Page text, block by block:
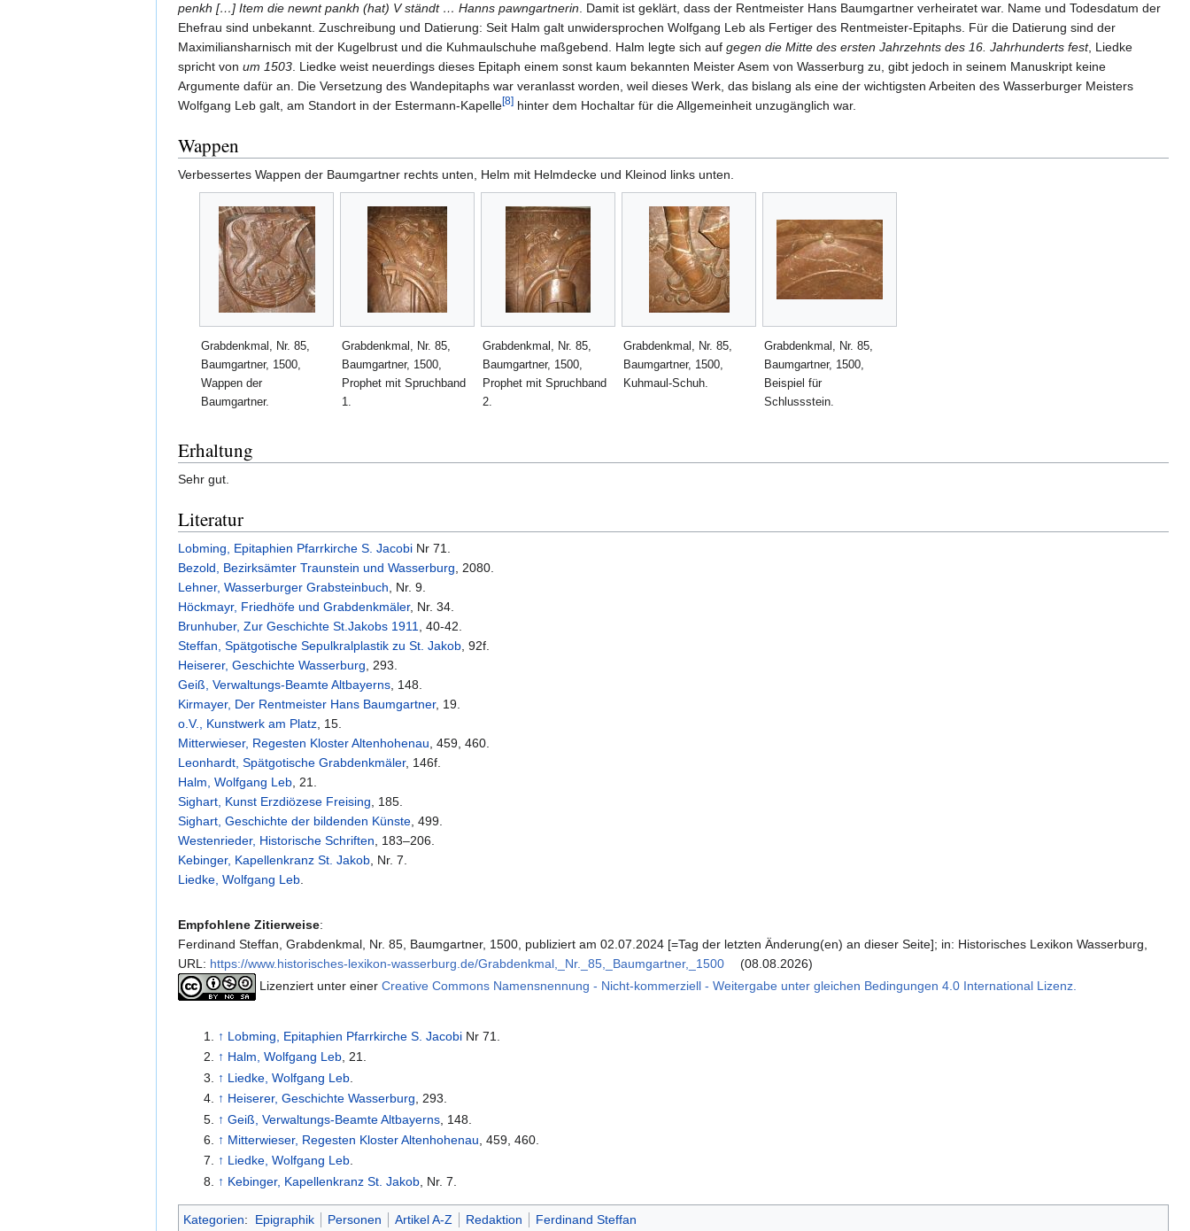
penkh […] Item die newnt pankh (hat) V ständt … Hanns pawngartnerin. Damit ist geklärt, dass der Rentmeister Hans Baumgartner verheiratet war. Name und Todesdatum der
Ehefrau sind unbekannt. Zuschreibung und Datierung: Seit Halm galt unwidersprochen Wolfgang Leb als Fertiger des Rentmeister-Epitaphs. Für die Datierung sind der
Maximiliansharnisch mit der Kugelbrust und die Kuhmaulschuhe maßgebend. Halm legte sich auf gegen die Mitte des ersten Jahrzehnts des 16. Jahrhunderts fest, Liedke
spricht von um 1503. Liedke weist neuerdings dieses Epitaph einem sonst kaum bekannten Meister Asem von Wasserburg zu, gibt jedoch in seinem Manuskript keine
Argumente dafür an. Die Versetzung des Wandepitaphs war veranlasst worden, weil dieses Werk, das bislang als eine der wichtigsten Arbeiten des Wasserburger Meisters
Wolfgang Leb galt, am Standort in der Estermann-Kapelle[8] hinter dem Hochaltar für die Allgemeinheit unzugänglich war.
Wappen
Verbessertes Wappen der Baumgartner rechts unten, Helm mit Helmdecke und Kleinod links unten.
Grabdenkmal, Nr. 85,
Baumgartner, 1500,
Wappen der
Baumgartner.
Grabdenkmal, Nr. 85,
Baumgartner, 1500,
Prophet mit Spruchband
1.
Grabdenkmal, Nr. 85,
Baumgartner, 1500,
Prophet mit Spruchband
2.
Grabdenkmal, Nr. 85,
Baumgartner, 1500,
Kuhmaul-Schuh.
Grabdenkmal, Nr. 85,
Baumgartner, 1500,
Beispiel für
Schlussstein.
Erhaltung
Sehr gut.
Literatur
Lobming, Epitaphien Pfarrkirche S. Jacobi Nr 71.
Bezold, Bezirksämter Traunstein und Wasserburg , 2080.
Lehner, Wasserburger Grabsteinbuch , Nr. 9.
Höckmayr, Friedhöfe und Grabdenkmäler, Nr. 34.
Brunhuber, Zur Geschichte St.Jakobs 1911
, 40-42.
Steffan, Spätgotische Sepulkralplastik zu St. Jakob , 92f.
Heiserer, Geschichte Wasserburg , 293.
Geiß, Verwaltungs-Beamte Altbayerns , 148.
Kirmayer, Der Rentmeister Hans Baumgartner, 19.
o.V., Kunstwerk am Platz , 15.
Mitterwieser, Regesten Kloster Altenhohenau , 459, 460.
Leonhardt, Spätgotische Grabdenkmäler, 146f.
Halm, Wolfgang Leb , 21.
Sighart, Kunst Erzdiözese Freising , 185.
Sighart, Geschichte der bildenden Künste , 499.
Westenrieder, Historische Schriften , 183–206.
Kebinger, Kapellenkranz St. Jakob , Nr. 7.
Liedke, Wolfgang Leb
Empfohlene Zitierweise:
Ferdinand Steffan, Grabdenkmal, Nr. 85, Baumgartner, 1500, publiziert am 02.07.2024 [=Tag der letzten Änderung(en) an dieser Seite]; in: Historisches Lexikon Wasserburg,
URL: https://www.historisches-lexikon-wasserburg.de/Grabdenkmal,_Nr._85,_Baumgartner,_1500
(08.08.2026)
Lizenziert unter einer Creative Commons Namensnennung - Nicht-kommerziell - Weitergabe unter gleichen Bedingungen 4.0 International Lizenz.
↑ Lobming, Epitaphien Pfarrkirche S. JacobiNr 71.
↑ Halm, Wolfgang Leb, 21.
↑ Liedke, Wolfgang Leb.
↑ Heiserer, Geschichte Wasserburg , 293.
↑ Geiß, Verwaltungs-Beamte Altbayerns, 148.
↑ Mitterwieser, Regesten Kloster Altenhohenau , 459, 460.
↑ Liedke, Wolfgang Leb.
↑ Kebinger, Kapellenkranz St. Jakob, Nr. 7.
Kategorien: Epigraphik Personen Artikel A-Z Redaktion Ferdinand Steffan